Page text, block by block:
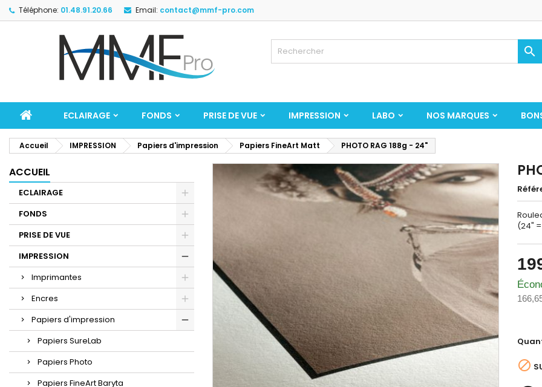
Téléphone: 01.48.91.20.66 Email: contact@mmf-pro.com

ECLAIRAGE FONDS PRISE DE VUE IMPRESSION LABO NOS MARQUES
Accueil IMPRESSION Papiers d'impression Papiers FineArt Matt PHOTO RAG 188g - 24"
ACCUEIL
ECLAIRAGE
FONDS
PRISE DE VUE
IMPRESSION
Imprimantes
Encres
Papiers d'impression
Papiers SureLab
Papiers Photo
Papiers FineArt Baryta
(24"
